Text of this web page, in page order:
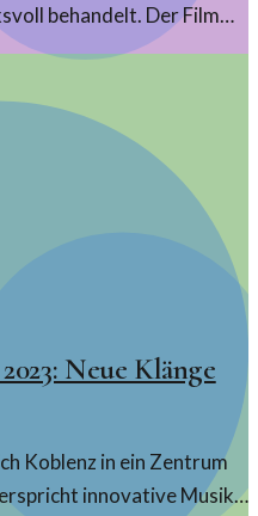
behandelt. Der Film
Preis der Freiheit auf.
Neue Klänge
Koblenz in ein Zentrum
innovative Musik